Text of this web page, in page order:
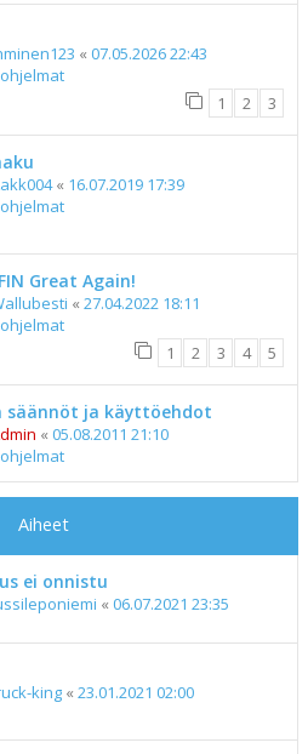
« 07.05.2026 22:43
1 2 3
« 16.07.2019 17:39
Great Again!
« 27.04.2022 18:11
1 2 3 4 5
säännöt ja käyttöehdot
« 05.08.2011 21:10
Aiheet
ei onnistu
« 06.07.2021 23:35
king « 23.01.2021 02:00